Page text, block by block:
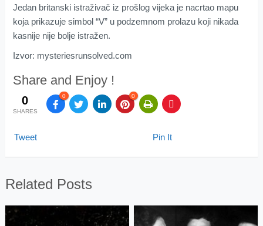
Jedan britanski istraživač iz prošlog vijeka je nacrtao mapu
koja prikazuje simbol “V” u podzemnom prolazu koji nikada
kasnije nije bolje istražen.
Izvor: mysteriesrunsolved.com
Share and Enjoy !
0
SHARES
0 0
Tweet Pin It
Related Posts